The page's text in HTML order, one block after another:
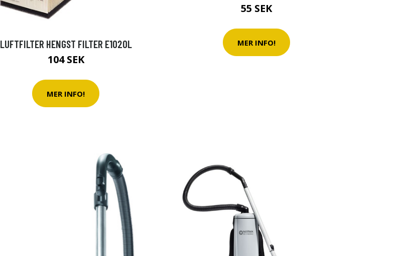
LUFTFILTER HENGST FILTER E1020L
104 SEK
MER INFO!
55 SEK
MER INFO!